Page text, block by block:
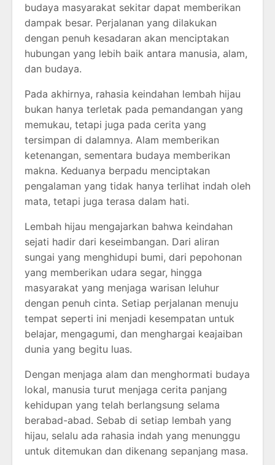
budaya masyarakat sekitar dapat memberikan
dampak besar. Perjalanan yang dilakukan
dengan penuh kesadaran akan menciptakan
hubungan yang lebih baik antara manusia, alam,
dan budaya.
Pada akhirnya, rahasia keindahan lembah hijau
bukan hanya terletak pada pemandangan yang
memukau, tetapi juga pada cerita yang
tersimpan di dalamnya. Alam memberikan
ketenangan, sementara budaya memberikan
makna. Keduanya berpadu menciptakan
pengalaman yang tidak hanya terlihat indah oleh
mata, tetapi juga terasa dalam hati.
Lembah hijau mengajarkan bahwa keindahan
sejati hadir dari keseimbangan. Dari aliran
sungai yang menghidupi bumi, dari pepohonan
yang memberikan udara segar, hingga
masyarakat yang menjaga warisan leluhur
dengan penuh cinta. Setiap perjalanan menuju
tempat seperti ini menjadi kesempatan untuk
belajar, mengagumi, dan menghargai keajaiban
dunia yang begitu luas.
Dengan menjaga alam dan menghormati budaya
lokal, manusia turut menjaga cerita panjang
kehidupan yang telah berlangsung selama
berabad-abad. Sebab di setiap lembah yang
hijau, selalu ada rahasia indah yang menunggu
untuk ditemukan dan dikenang sepanjang masa.